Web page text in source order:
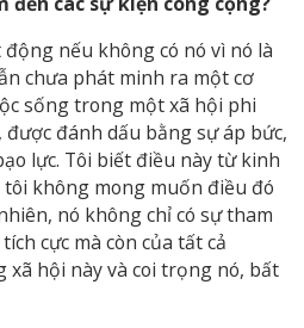
nếu không có nó vì nó là
chưa phát minh ra một cơ
sống trong một xã hội phi
đánh dấu bằng sự áp bức,
lực. Tôi biết điều này từ kinh
không mong muốn điều đó
nó không chỉ có sự tham
cực mà còn của tất cả
hội này và coi trọng nó, bất